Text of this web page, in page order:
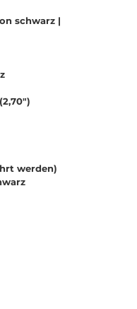
schwarz |
werden)